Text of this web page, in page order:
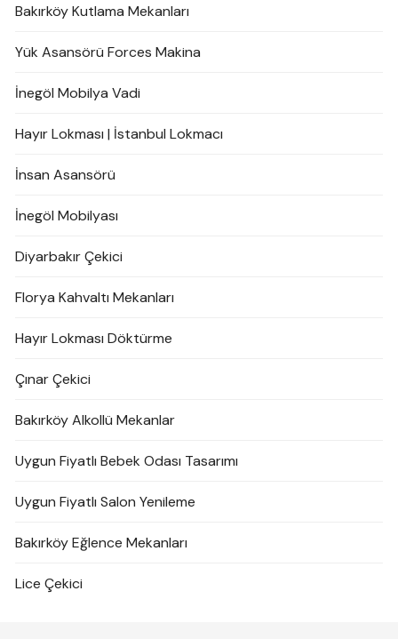
Bakırköy Kutlama Mekanları
Yük Asansörü Forces Makina
İnegöl Mobilya Vadi
Hayır Lokması | İstanbul Lokmacı
İnsan Asansörü
İnegöl Mobilyası
Diyarbakır Çekici
Florya Kahvaltı Mekanları
Hayır Lokması Döktürme
Çınar Çekici
Bakırköy Alkollü Mekanlar
Uygun Fiyatlı Bebek Odası Tasarımı
Uygun Fiyatlı Salon Yenileme
Bakırköy Eğlence Mekanları
Lice Çekici